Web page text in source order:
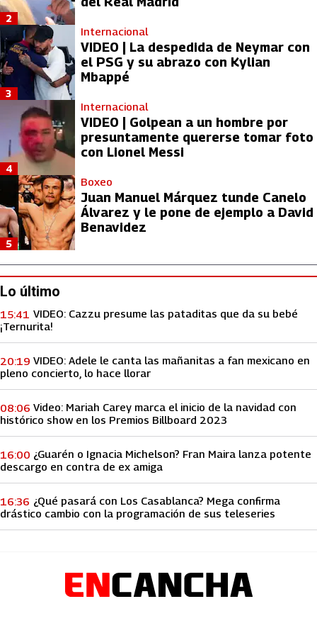
2
Internacional
VIDEO | La despedida de Neymar con
el PSG y su abrazo con Kylian
Mbappé
3
Internacional
VIDEO | Golpean a un hombre por
presuntamente quererse tomar foto
con Lionel Messi
4
Boxeo
Juan Manuel Márquez tunde Canelo
Álvarez y le pone de ejemplo a David
Benavidez
5
Lo último
VIDEO: Cazzu presume las pataditas que da su bebé
¡Ternurita!
15:41
VIDEO: Adele le canta las mañanitas a fan mexicano en
pleno concierto, lo hace llorar
20:19
Video: Mariah Carey marca el inicio de la navidad con
histórico show en los Premios Billboard 2023
08:06
¿Guarén o Ignacia Michelson? Fran Maira lanza potente
descargo en contra de ex amiga
16:00
¿Qué pasará con Los Casablanca? Mega confirma
drástico cambio con la programación de sus teleseries
16:36